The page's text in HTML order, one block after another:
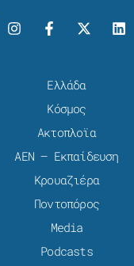
Ελλάδα
Κόσμος
Ακτοπλοϊα
ΑΕΝ – Εκπαίδευση
Κρουαζιέρα
Ποντοπόρος
Media
Podcasts